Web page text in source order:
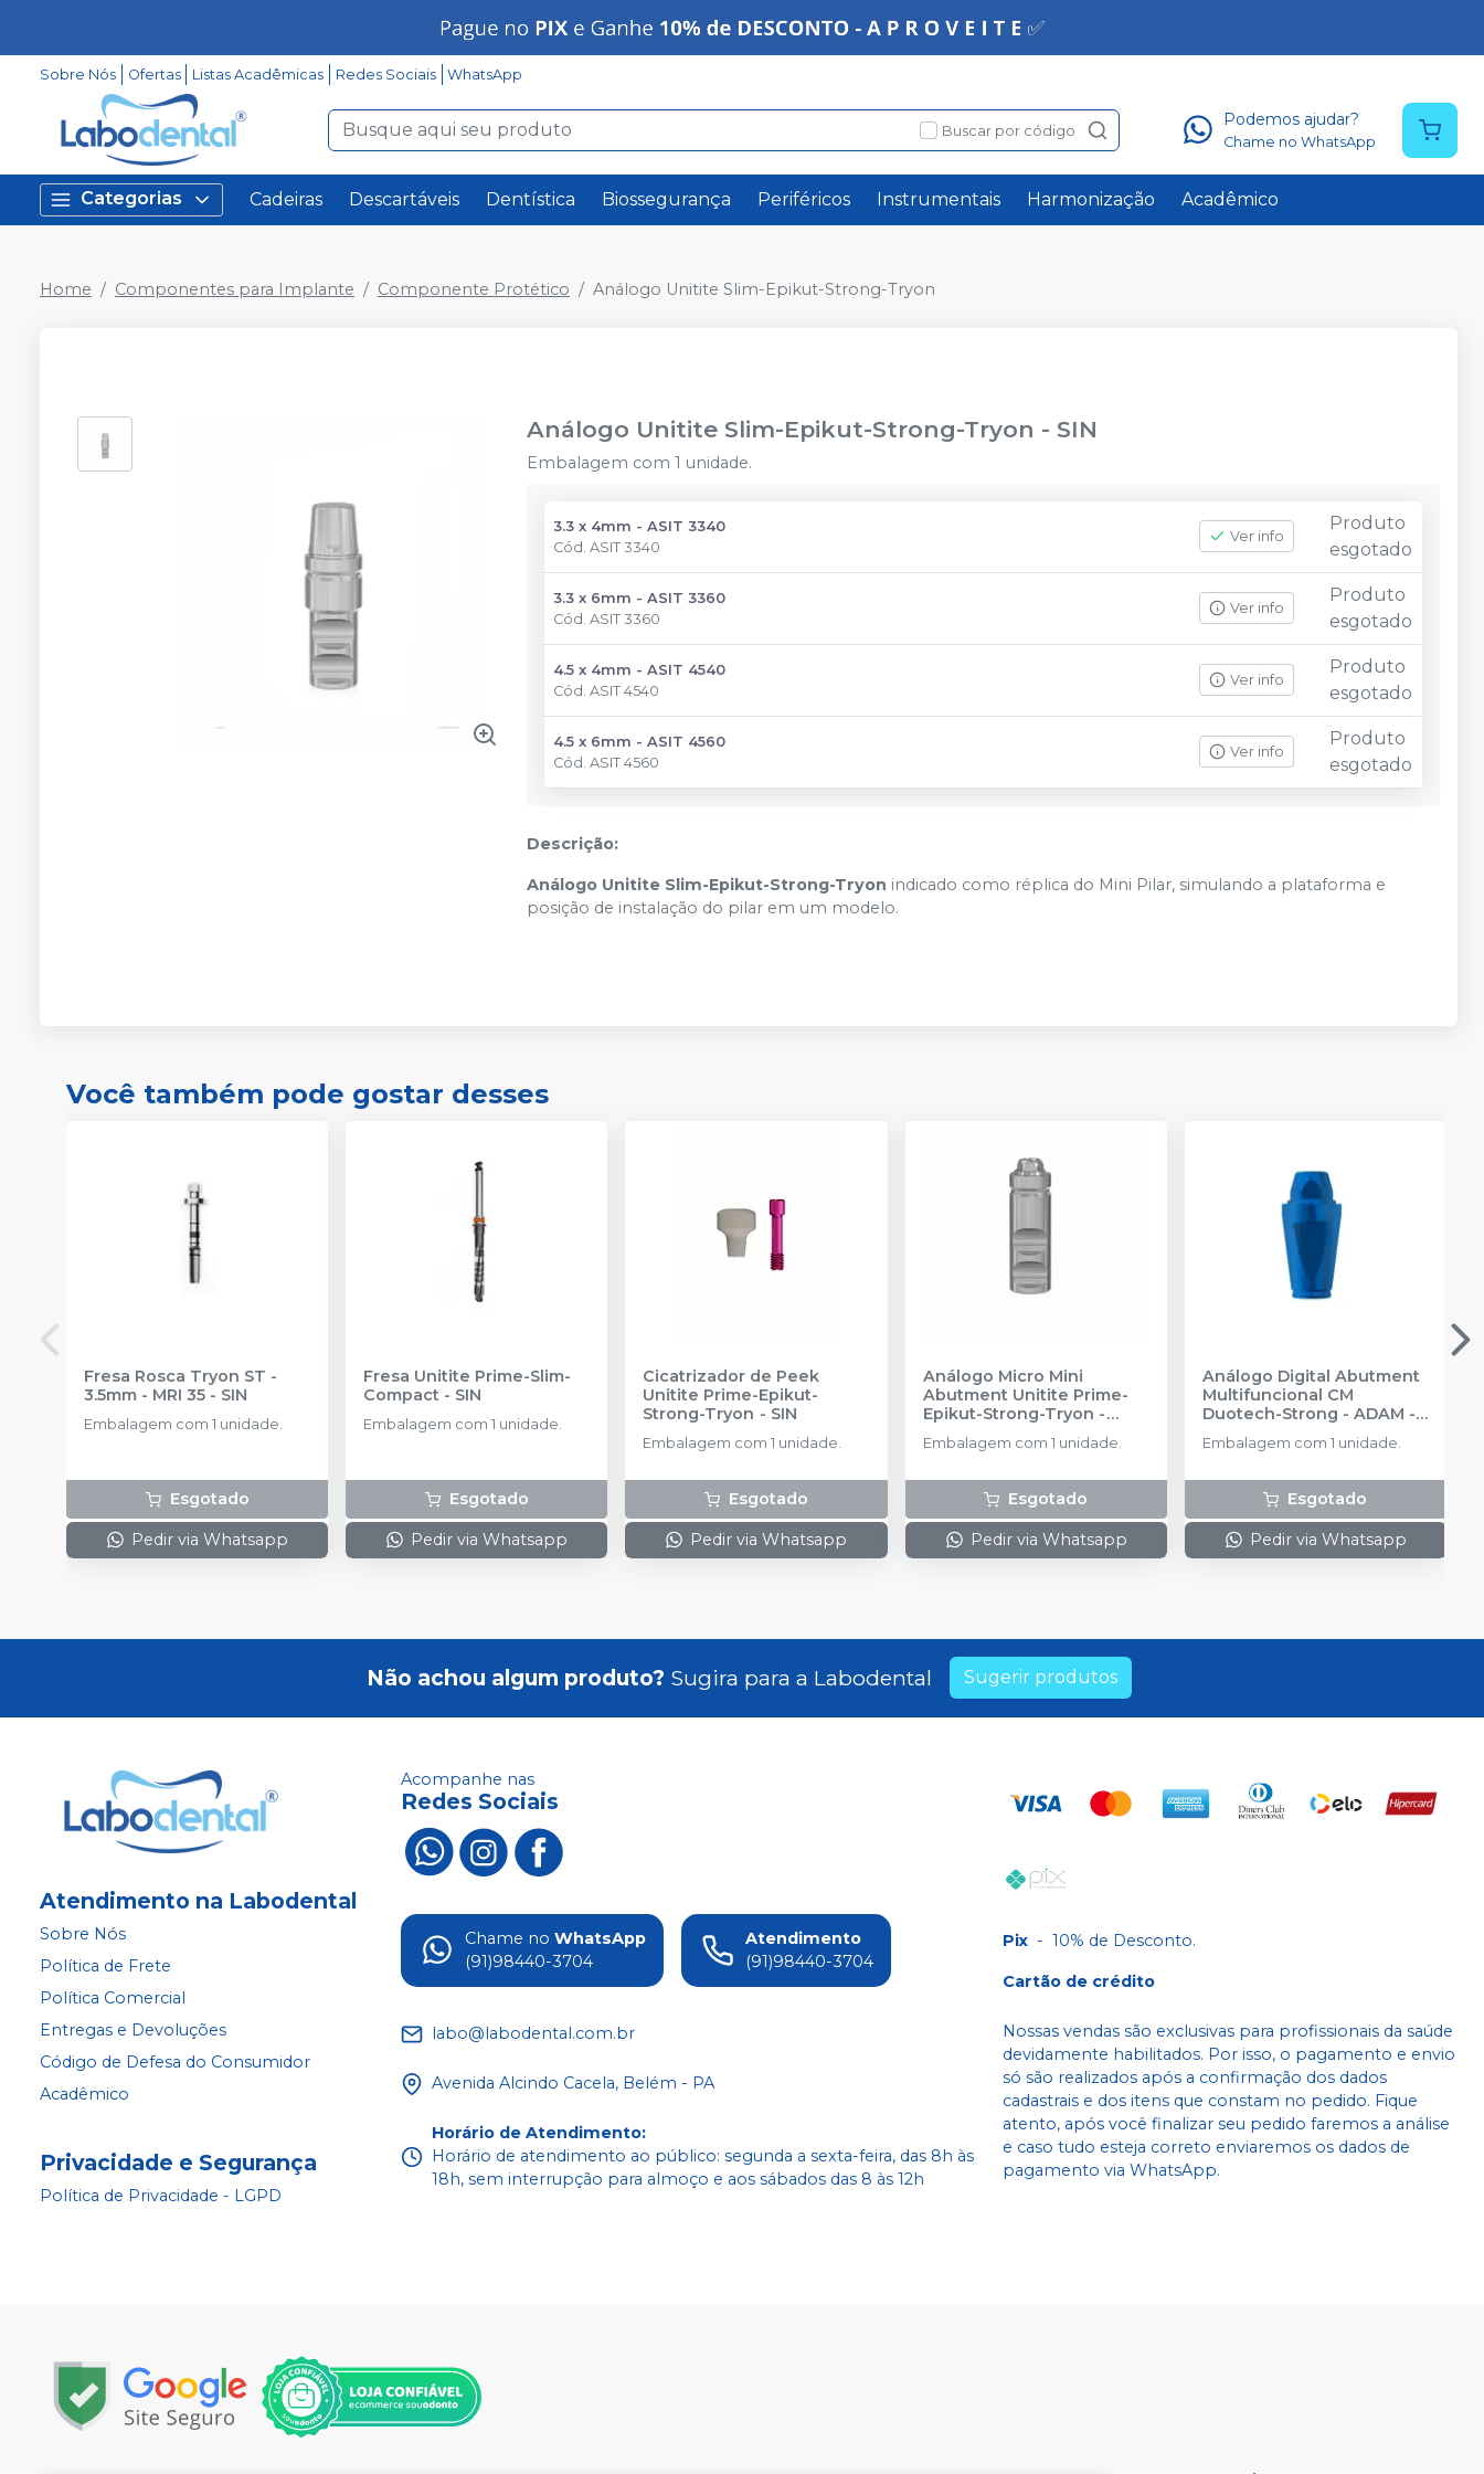
Sobre Nós Ofertas Listas Acadêmicas Redes Sociais WhatsApp
Buscar por código
Podemos ajudar?
Chame no WhatsApp
Categorias Cadeiras Descartáveis Dentística Biossegurança Periféricos Instrumentais Harmonização Acadêmico
Home Componentes para Implante Componente Protético Análogo Unitite Slim-Epikut-Strong-Tryon
Análogo Unitite Slim-Epikut-Strong-Tryon - SIN
Embalagem com 1 unidade.
3.3 x 4mm - ASIT 3340
Cód.ASIT 3340
Ver info
Produto
esgotado
3.3 x 6mm - ASIT 3360
Cód.ASIT 3360
Ver info
Produto
esgotado
4.5 x 4mm - ASIT 4540
Cód.ASIT 4540
Ver info
Produto
esgotado
4.5 x 6mm - ASIT 4560
Cód.ASIT 4560
Ver info
Produto
esgotado
Descrição:
Análogo Unitite Slim-Epikut-Strong-Tryon indicado como réplica do Mini Pilar, simulando a plataforma e
posição de instalação do pilar em um modelo.
Você também pode gostar desses
Fresa Rosca Tryon ST -
3.5mm - MRI 35 - SIN
Embalagem com 1 unidade.
Esgotado
Pedir via Whatsapp
Fresa Unitite Prime-Slim-
Compact - SIN
Embalagem com 1 unidade.
Esgotado
Pedir via Whatsapp
Cicatrizador de Peek
Unitite Prime-Epikut-
Strong-Tryon - SIN
Embalagem com 1 unidade.
Esgotado
Pedir via Whatsapp
Análogo Micro Mini
Abutment Unitite Prime-
Epikut-Strong-Tryon -
Embalagem com 1 unidade.
Esgotado
Pedir via Whatsapp
Análogo Digital Abutment
Multifuncional CM
Duotech-Strong - ADAM -
Embalagem com 1 unidade.
Esgotado
Pedir via Whatsapp
Não achou algum produto? Sugira para a Labodental Sugerir produtos
Atendimento na Labodental
Sobre Nós
Política de Frete
Política Comercial
Entregas e Devoluções
Código de Defesa do Consumidor
Acadêmico
Privacidade e Segurança
Política de Privacidade - LGPD
Acompanhe nas
Redes Sociais
Chame no WhatsApp
(91)98440-3704
Atendimento
(91)98440-3704
labo@labodental.com.br
Avenida Alcindo Cacela, Belém - PA
Horário de Atendimento:
Horário de atendimento ao público: segunda a sexta-feira, das 8h às
18h, sem interrupção para almoço e aos sábados das 8 às 12h
Pix - 10% de Desconto.
Cartão de crédito
Nossas vendas são exclusivas para profissionais da saúde
devidamente habilitados. Por isso, o pagamento e envio
só são realizados após a confirmação dos dados
cadastrais e dos itens que constam no pedido. Fique
atento, após você finalizar seu pedido faremos a análise
e caso tudo esteja correto enviaremos os dados de
pagamento via WhatsApp.